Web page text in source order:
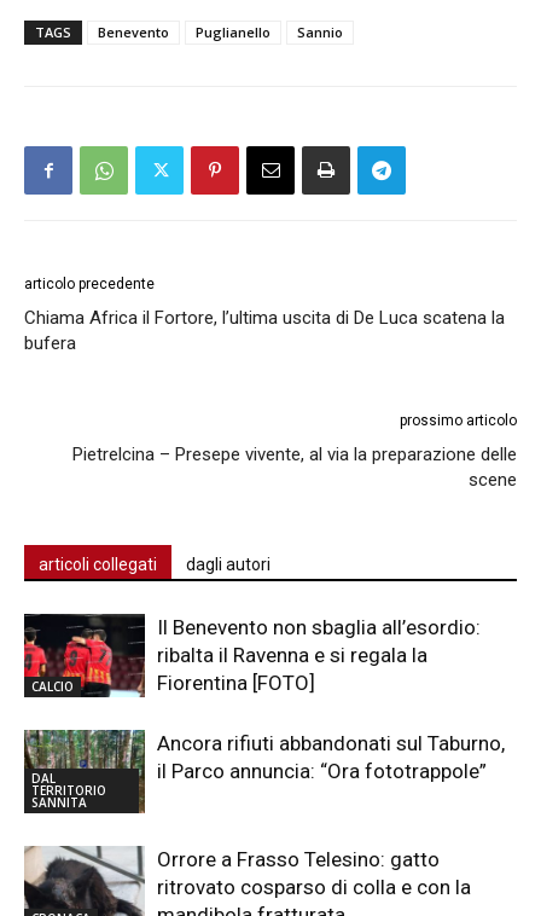
TAGS Benevento Puglianello Sannio
articolo precedente
Chiama Africa il Fortore, l’ultima uscita di De Luca scatena la
bufera
prossimo articolo
Pietrelcina – Presepe vivente, al via la preparazione delle
scene
articoli collegati dagli autori
CALCIO
Il Benevento non sbaglia all’esordio:
ribalta il Ravenna e si regala la
Fiorentina [FOTO]
DAL
TERRITORIO
SANNITA
Ancora rifiuti abbandonati sul Taburno,
il Parco annuncia: “Ora fototrappole”
Orrore a Frasso Telesino: gatto
ritrovato cosparso di colla e con la